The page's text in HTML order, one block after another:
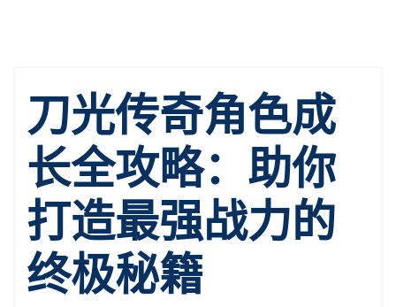
刀光传奇角色成
长全攻略：助你
打造最强战力的
终极秘籍